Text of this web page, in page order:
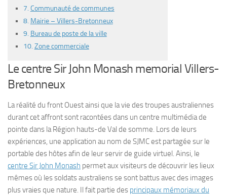
Communauté de communes
Mairie – Villers-Bretonneux
Bureau de poste de la ville
Zone commerciale
Le centre Sir John Monash memorial Villers-
Bretonneux
La réalité du front Ouest ainsi que la vie des troupes australiennes
durant cet affront sont racontées dans un centre multimédia de
pointe dans la Région hauts-de Val de somme. Lors de leurs
expériences, une application au nom de SJMC est partagée sur le
portable des hôtes afin de leur servir de guide virtuel. Ainsi, le
centre Sir John Monash permet aux visiteurs de découvrir les lieux
mêmes où les soldats australiens se sont battus avec des images
plus vraies que nature. Il fait partie des principaux mémoriaux du